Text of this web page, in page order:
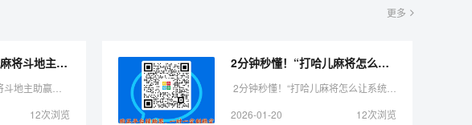
更多
实测分析“微乐吉林麻将斗地主助赢神器”（详细开挂教程）-哔哩哔哩
12次浏览
2分钟秒懂！“打哈儿麻将怎么让系统发好牌”（铺牌器购买）-哔哩哔哩
2026-01-20
12次浏览